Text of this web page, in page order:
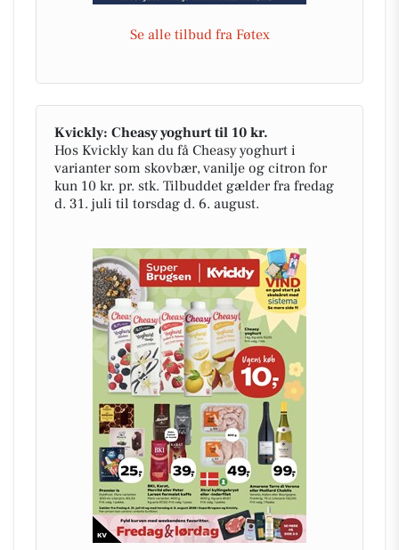
Se alle tilbud fra Føtex
Kvickly: Cheasy yoghurt til 10 kr.
Hos Kvickly kan du få Cheasy yoghurt i
varianter som skovbær, vanilje og citron for
kun 10 kr. pr. stk. Tilbuddet gælder fra fredag
d. 31. juli til torsdag d. 6. august.